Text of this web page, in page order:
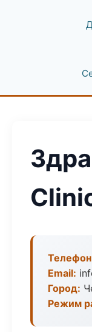
Email:
Город:
Режим